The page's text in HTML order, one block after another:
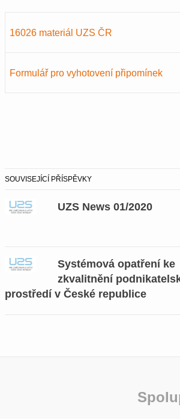
16026 materiál UZS ČR
Formulář pro vyhotovení připomínek
SOUVISEJÍCÍ PŘÍSPĚVKY
UZS News 01/2020
Systémová opatření ke
zkvalitnění
prostředí v České republice